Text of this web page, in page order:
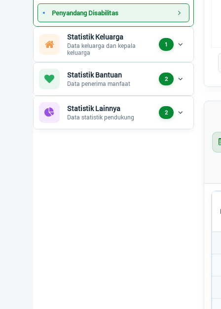
Umur - Rentang
Umur - Kategori
Calon Pemilih
Status Desa
Regulasi
Penyandang Disabilitas
Statistik Keluarga
Data keluarga dan kepala
keluarga
1
Statistik Bantuan
Data penerima manfaat
2
Statistik Lainnya
Data statistik pendukung
2